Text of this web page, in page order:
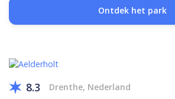
Ontdek het park
8.3 Drenthe, Nederland